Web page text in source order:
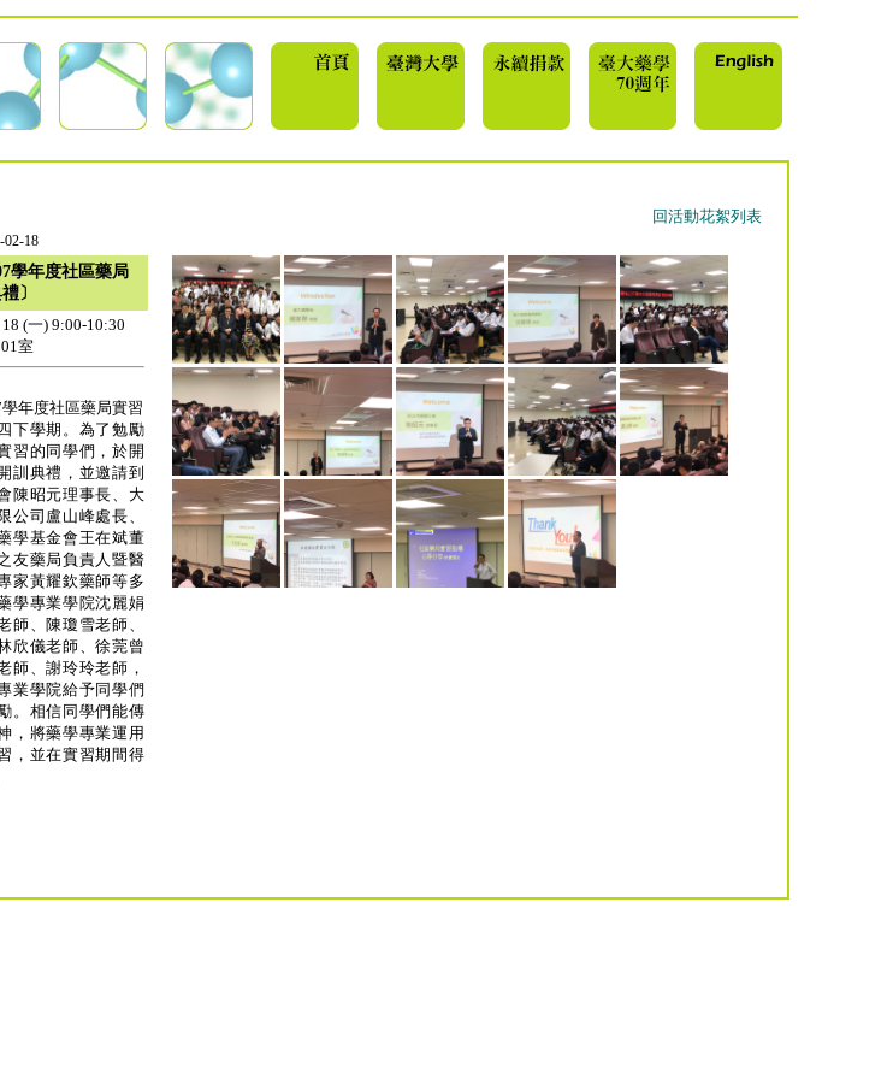
回活動花絮列表
18
學年度社區藥局
〕
(一) 9:00-10:30
室
年度社區藥局實習
下學期。為了勉勵
習的同學們，於開
訓典禮，並邀請到
陳昭元理事長、大
公司盧山峰處長、
學基金會王在斌董
友藥局負責人暨醫
家黃耀欽藥師等多
學專業學院沈麗娟
師、陳瓊雪老師、
欣儀老師、徐莞曾
師、謝玲玲老師，
業學院給予同學們
。相信同學們能傳
，將藥學專業運用
，並在實習期間得